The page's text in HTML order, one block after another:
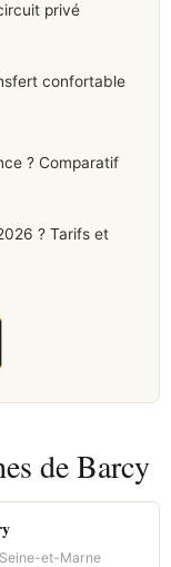
privé
confortable
? Comparatif
? Tarifs et
de Barcy
et-Marne